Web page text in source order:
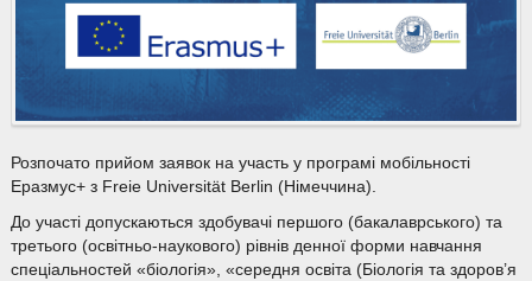
Розпочато прийом заявок на участь у програмі мобільності
Еразмус+ з Freie Universität Berlin (Німеччина).
До участі допускаються здобувачі першого (бакалаврського) та
третього (освітньо-наукового) рівнів денної форми навчання
спеціальностей «біологія», «середня освіта (Біологія та здоров’я